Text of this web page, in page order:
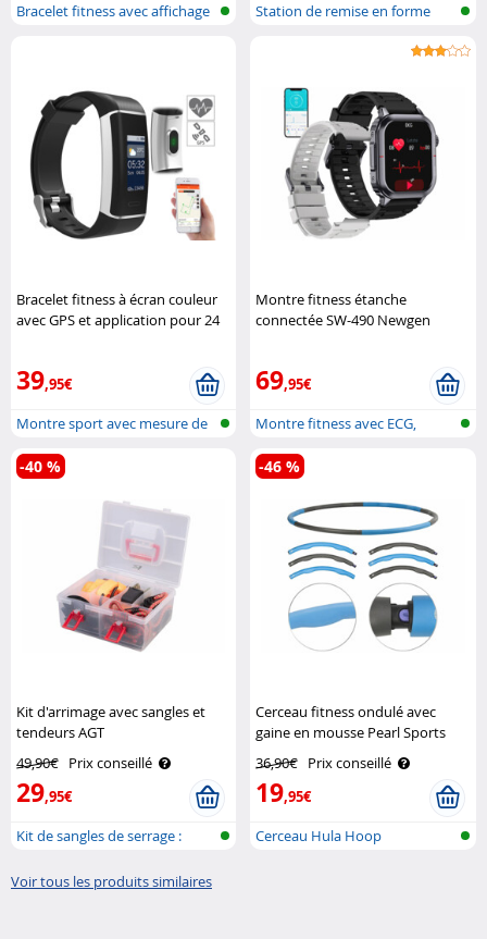
Bracelet fitness avec affichage
Station de remise en forme
Bracelet fitness à écran couleur
avec GPS et application pour 24
39,95€
Montre sport avec mesure de
la fréq..
Montre fitness étanche
connectée SW-490 Newgen
69,95€
Montre fitness avec ECG,
fréquence ..
Kit d'arrimage avec sangles et
tendeurs AGT
49,90€ Prix conseillé
29,95€
-40 %
Kit de sangles de serrage :
Cerceau fitness ondulé avec
gaine en mousse Pearl Sports
36,90€ Prix conseillé
19,95€
-46 %
Cerceau Hula Hoop
Voir tous les produits similaires